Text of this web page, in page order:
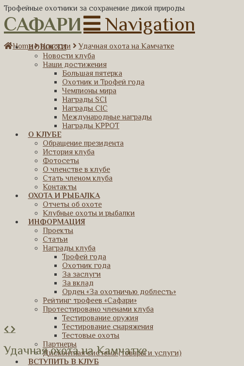
Трофейные охотники за сохранение дикой природы
САФАРИ Navigation
НОВОСТИ
Новости клуба
Наши достижения
Большая пятерка
Охотник и Трофей года
Чемпионы мира
Награды SCI
Награды CIC
Международные награды
Награды КРРОТ
О КЛУБЕ
Обращение президента
История клуба
Фотосеты
О членстве в клубе
Стать членом клуба
Контакты
ОХОТА И РЫБАЛКА
Отчеты об охоте
Клубные охоты и рыбалки
ИНФОРМАЦИЯ
Проекты
Статьи
Награды клуба
Трофей года
Охотник года
За заслуги
За вклад
Орден «За охотничью доблесть»
Рейтинг трофеев «Сафари»
Протестировано членами клуба
Тестирование оружия
Тестирование снаряжения
Тестовые охоты
Партнеры
Дисконтная система (товары и услуги)
ВСТУПИТЬ В КЛУБ
Home Новости Удачная охота на Камчатке
Удачная охота на Камчатке